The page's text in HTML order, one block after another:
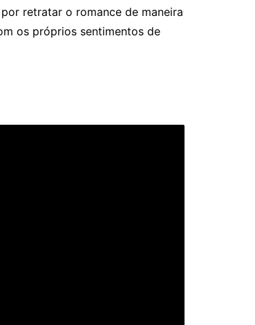
retratar o romance de maneira
os próprios sentimentos de